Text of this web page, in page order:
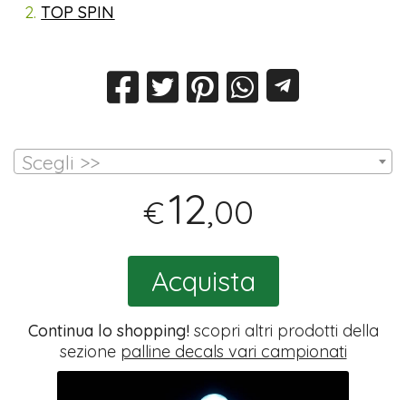
TOP SPIN
Scegli >>
€12,00
Acquista
Continua lo shopping!scopri altri prodotti della
sezione palline decals vari campionati